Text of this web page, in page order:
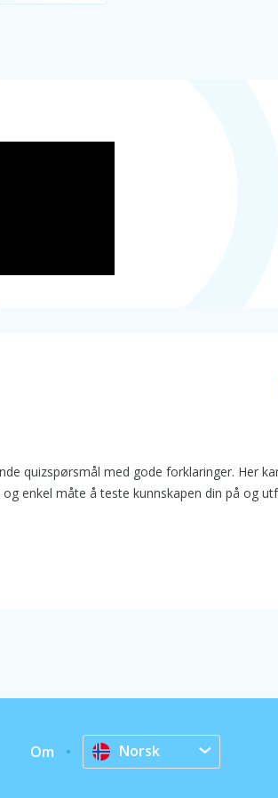
quizspørsmål med gode forklaringer. Her
enkel måte å teste kunnskapen din på og
Om Norsk